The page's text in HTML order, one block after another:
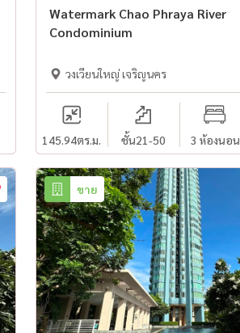
Watermark Chao Phraya River
Condominium
วงเวียนใหญ่ เจริญนคร
145.94ตร.ม. ชั้น21-50 3 ห้องนอน
ขาย